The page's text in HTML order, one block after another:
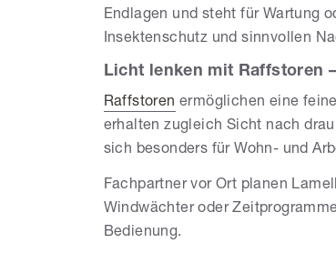
Endlagen und steht für Wartung
Insektenschutz und sinnvollen
Licht lenken mit Raffstoren
Raffstoren ermöglichen eine
erhalten zugleich Sicht nach
sich besonders für Wohn- und
Fachpartner vor Ort planen
Windwächter oder
Bedienung.